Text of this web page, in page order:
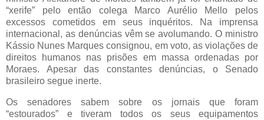
“xerife” pelo então colega Marco Aurélio Mello pelos
excessos cometidos em seus inquéritos. Na imprensa
internacional, as denúncias vêm se avolumando. O ministro
Kássio Nunes Marques consignou, em voto, as violações de
direitos humanos nas prisões em massa ordenadas por
Moraes. Apesar das constantes denúncias, o Senado
brasileiro segue inerte.
Os senadores sabem sobre os jornais que foram
“estourados” e tiveram todos os seus equipamentos